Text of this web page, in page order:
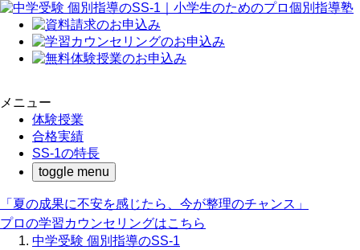
メニュー
体験授業
合格実績
SS-1の特長
toggle menu
「夏の成果に不安を感じたら、今が整理のチャンス」
プロの学習カウンセリングはこちら
中学受験 個別指導のSS-1